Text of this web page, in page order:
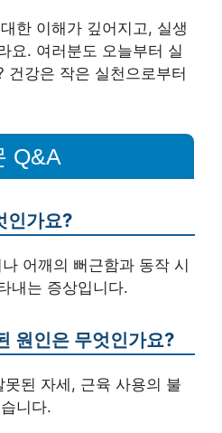
한 이해가 깊어지고, 실생
요. 여러분도 오늘부터 실
건강은 작은 실천으로부터
Q&A
인가요?
어깨의 뻐근함과 동작 시
내는 증상입니다.
원인은 무엇인가요?
된 자세, 근육 사용의 불
니다.